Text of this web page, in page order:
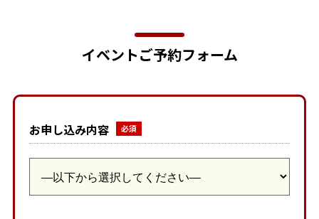
イベントご予約フォーム
お申し込み内容